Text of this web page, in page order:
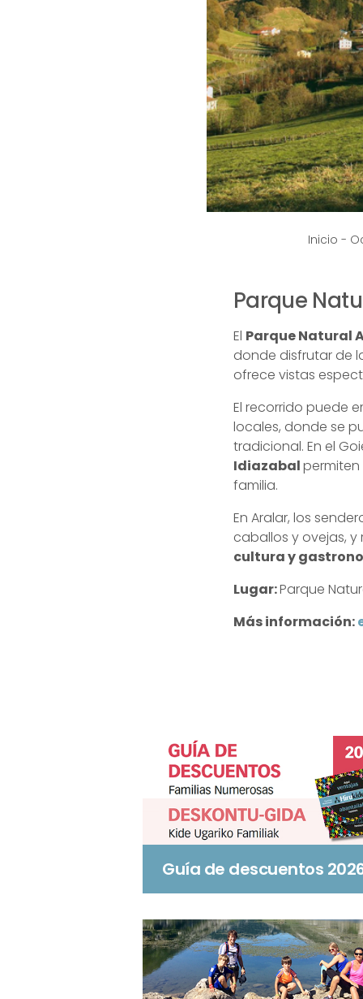
Inicio -
Parque
El Parque Natural
donde disfrutar de
ofrece vistas
El recorrido puede
locales, donde se
tradicional. En el
Idiazabal
familia.
En Aralar, los
caballos y ovejas,
cultura y
Lugar:Parque
Más información:
Guía de descuentos